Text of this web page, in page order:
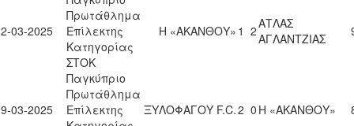
03-2025
Πρωτάθλημα
Επίλεκτης
Κατηγορίας
ΣΤΟΚ
Η «ΑΚΑΝΘΟΥ» 1 2ΑΤΛΑΣ
ΑΓΛΑΝΤΖΙΑΣ
03-2025
Παγκύπριο
Πρωτάθλημα
Επίλεκτης
ΞΥΛΟΦΑΓΟΥ F.C.2 0 Η «ΑΚΑΝΘΟΥ»